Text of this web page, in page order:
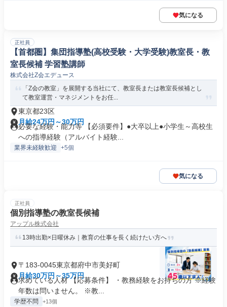
気になる
正社員
【首都圏】集団指導塾(高校受験・大学受験)教室長・教
室長候補 学習塾講師
株式会社Z会エデュース
「Z会の教室」を展開する当社にて、教室長または教室長候補とし
て教室運営・マネジメントをお任...
東京都23区
月給24万円～30万円
必要な経験・能力等 【必須要件】●大卒以上●小学生～高校生
への指導経験（アルバイト経験...
業界未経験歓迎 +5個
気になる
正社員
個別指導塾の教室長候補
アップル株式会社
13時出勤×日曜休み｜教育の仕事を長く続けたい方へ
〒183-0045東京都府中市美好町
月給30万円～35万円
求めている人材 【応募条件】 ・教務経験をお持ちの方 ※経験
年数は問いません。 ※教...
学歴不問 +13個